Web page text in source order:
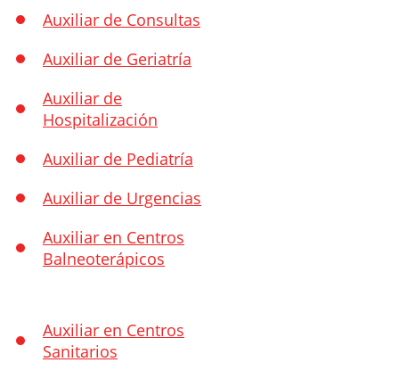
Auxiliar de Consultas
Auxiliar de Geriatría
Auxiliar de
Hospitalización
Auxiliar de Pediatría
Auxiliar de Urgencias
Auxiliar en Centros
Balneoterápicos
Auxiliar en Centros
Sanitarios